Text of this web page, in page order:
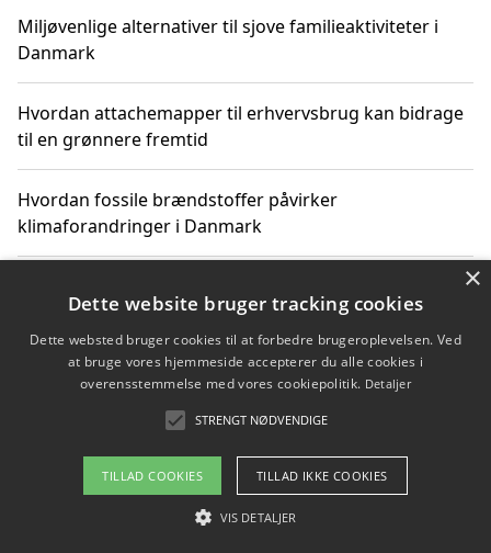
Miljøvenlige alternativer til sjove familieaktiviteter i
Danmark
Hvordan attachemapper til erhvervsbrug kan bidrage
til en grønnere fremtid
Hvordan fossile brændstoffer påvirker
klimaforandringer i Danmark
klimaændringer
Hvordan citater om fossile brændstoffer kan ændre
Copyright 2026 - Pilanto Aps
Om / kontakt
×
Dette website bruger tracking cookies
Dette websted bruger cookies til at forbedre brugeroplevelsen. Ved
at bruge vores hjemmeside accepterer du alle cookies i
overensstemmelse med vores cookiepolitik. Detaljer
STRENGT NØDVENDIGE
TILLAD COOKIES TILLAD IKKE COOKIES
VIS DETALJER